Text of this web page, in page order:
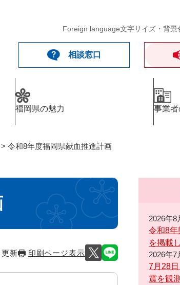
Foreign language文字サイズ・背景
相談窓口
福岡県の魅力 事業
> 令和8年度福岡県献血推進計画
新 印刷ページ表示
2026年8
令和8年
を掲載
2026年7
7月28
震を観